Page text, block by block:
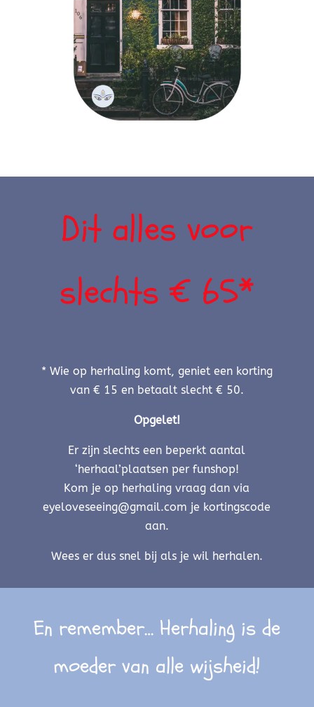
Dit alles voor
slechts € 65*
* Wie op herhaling komt, geniet een korting
van € 15 en betaalt slecht € 50.
Opgelet!
Er zijn slechts een beperkt aantal
‘herhaal’plaatsen per funshop!
Kom je op herhaling vraag dan via
eyeloveseeing@gmail.com je kortingscode
aan.
Wees er dus snel bij als je wil herhalen.
En remember… Herhaling is de
moeder van alle wijsheid!